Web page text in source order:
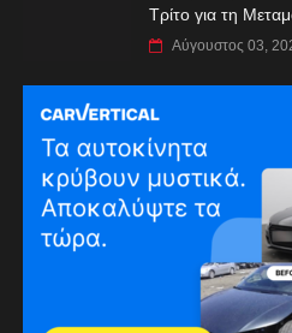
Τρίτο για τη
Αύγουστος 03,